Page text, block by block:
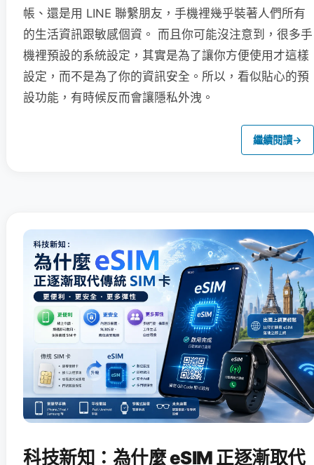
帳、還是用 LINE 聯繫朋友，手機裡幾乎裝著人們所有
的生活資訊跟敏感個資。 而且你可能沒注意到，很多手
機裡預設的系統設定，其實是為了讓你方便使用才這樣
設定，而不是為了你的資訊安全。所以，看似貼心的預
設功能，有時候反而會讓隱私外洩。
繼續閱讀→
科技新知：為什麼 eSIM 正逐漸取代